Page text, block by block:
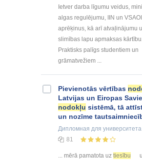
Ietver darba līgumu veidus,
algas regulējumu, IIN un VSAOI
aprēķinus, kā arī atvaļinājumu
slimības lapu apmaksas
Praktisks palīgs studentiem un
grāmatvežiem ...
Pievienotās vērtības
Latvijas un Eiropas
nodokļu sistēmā, tā
un nozīme
Дипломная для университета
81
... mērā pamatota uz tiesību